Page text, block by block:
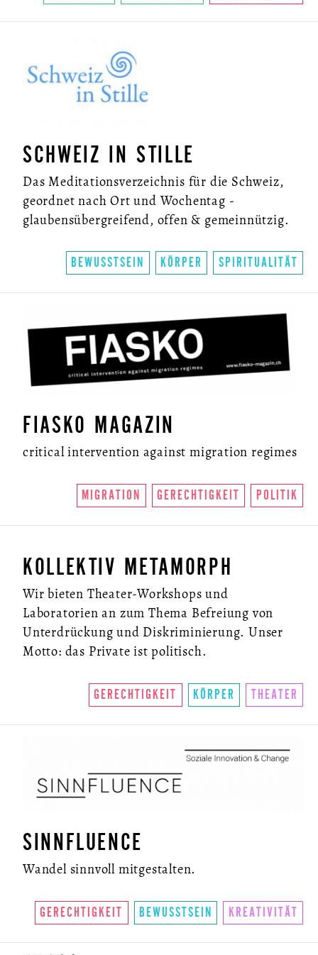
SCHWEIZ IN STILLE
Das Meditationsverzeichnis für die Schweiz,
geordnet nach Ort und Wochentag -
glaubensübergreifend, offen & gemeinnützig.
BEWUSSTSEIN KÖRPER SPIRITUALITÄT
FIASKO MAGAZIN
critical intervention against migration regimes
MIGRATION GERECHTIGKEIT POLITIK
KOLLEKTIV METAMORPH
Wir bieten Theater-Workshops und
Laboratorien an zum Thema Befreiung von
Unterdrückung und Diskriminierung. Unser
Motto: das Private ist politisch.
GERECHTIGKEIT KÖRPER THEATER
SINNFLUENCE
Wandel sinnvoll mitgestalten.
GERECHTIGKEIT BEWUSSTSEIN KREATIVITÄT